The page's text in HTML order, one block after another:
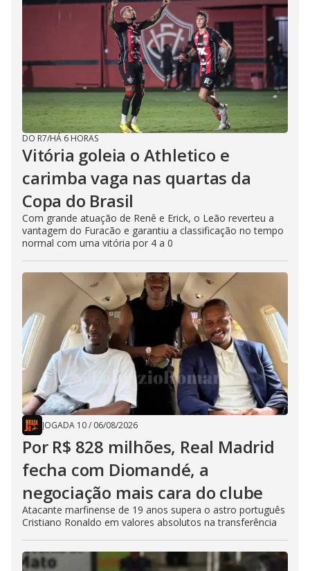
DO R7/HÁ 6 HORAS
Vitória goleia o Athletico e
carimba vaga nas quartas da
Copa do Brasil
Com grande atuação de Renê e Erick, o Leão reverteu a
vantagem do Furacão e garantiu a classificação no tempo
normal com uma vitória por 4 a 0
JOGADA 10/ 06/08/2026
Por R$ 828 milhões, Real Madrid
fecha com Diomandé, a
negociação mais cara do clube
Atacante marfinense de 19 anos supera o astro português
Cristiano Ronaldo em valores absolutos na transferência